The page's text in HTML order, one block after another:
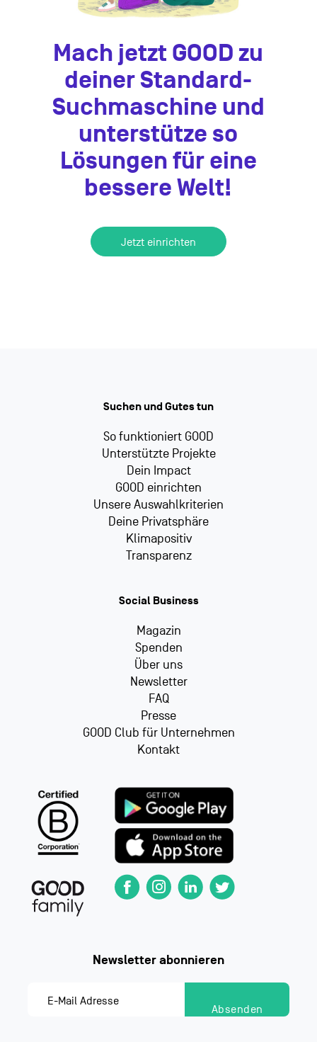
Mach jetzt GOOD zu
deiner Standard-
Suchmaschine und
unterstütze so
Lösungen für eine
bessere Welt!
Jetzt einrichten
Suchen und Gutes tun
So funktioniert GOOD
Unterstützte Projekte
Dein Impact
GOOD einrichten
Unsere Auswahlkriterien
Deine Privatsphäre
Klimapositiv
Transparenz
Social Business
Magazin
Spenden
Über uns
Newsletter
FAQ
Presse
GOOD Club für Unternehmen
Kontakt